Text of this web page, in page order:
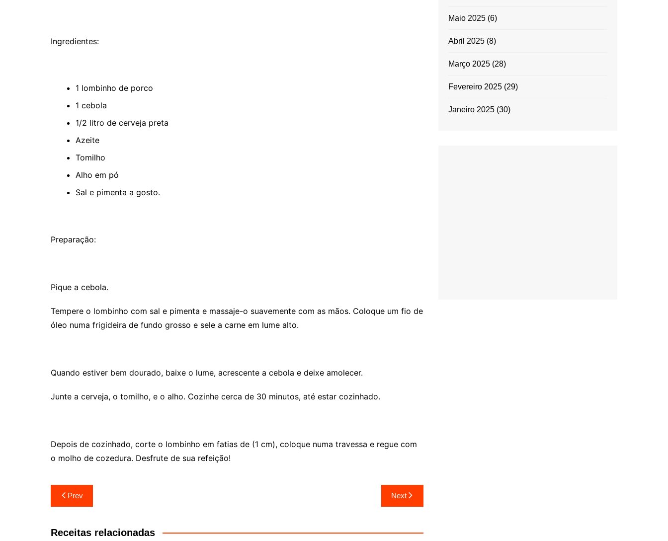
Ingredientes:
1 lombinho de porco
1 cebola
1/2 litro de cerveja preta
Azeite
Tomilho
Alho em pó
Sal e pimenta a gosto.
Preparação:
Pique a cebola.
Tempere o lombinho com sal e pimenta e massaje-o suavemente com as mãos. Coloque um fio de
óleo numa frigideira de fundo grosso e sele a carne em lume alto.
Quando estiver bem dourado, baixe o lume, acrescente a cebola e deixe amolecer.
Junte a cerveja, o tomilho, e o alho. Cozinhe cerca de 30 minutos, até estar cozinhado.
Depois de cozinhado, corte o lombinho em fatias de (1 cm), coloque numa travessa e regue com
o molho de cozedura. Desfrute de sua refeição!
Navegação
de
artigos
Prev Next
Receitas relacionadas
Maio 2025 (6)
Abril 2025 (8)
Março 2025 (28)
Fevereiro 2025 (29)
Janeiro 2025 (30)